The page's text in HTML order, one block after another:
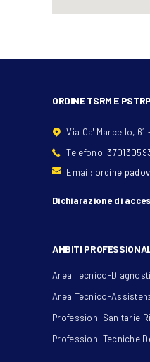
ORDINE TSRM E
Via Ca' Marcello, 61
Telefono:
Email:
Dichiarazione di
AMBITI
Area Tecnico-
Area Tecnico-
Professioni Sanitarie
Professioni Tecniche